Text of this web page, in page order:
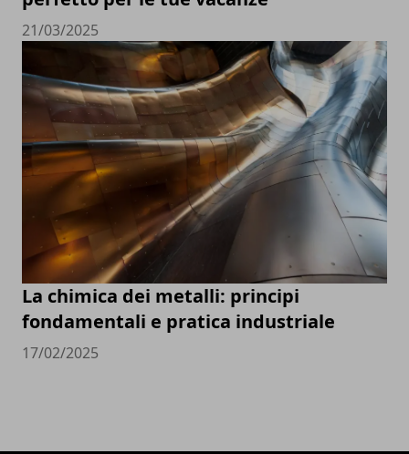
21/03/2025
La chimica dei metalli: principi
fondamentali e pratica industriale
17/02/2025